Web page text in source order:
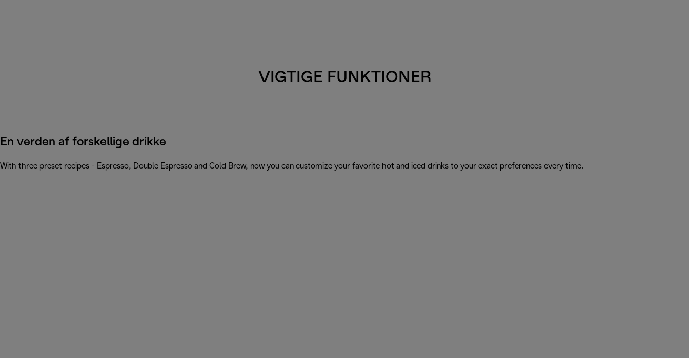
VIGTIGE FUNKTIONER
En verden af forskellige drikke
With three preset recipes - Espresso, Double Espresso and Cold Brew, now you can customize your favorite hot and iced drinks to your exact preferences every time.